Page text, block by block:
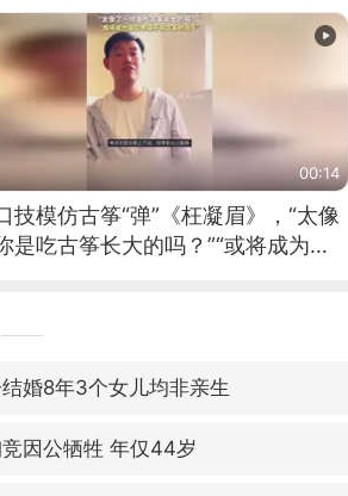
00:14
技模仿古筝“弹”《枉凝眉》，“太像
是吃古筝长大的吗？”“或将成为首
婚8年3个女儿均非亲生
因公牺牲 年仅44岁